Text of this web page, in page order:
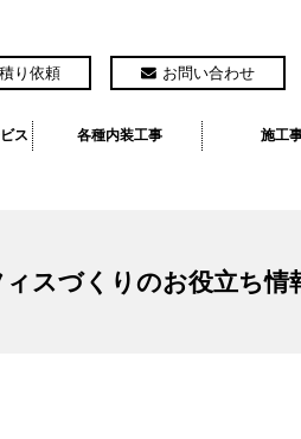
り依頼 お問い合わせ
ス 各種内装工事 施工
ィスづくりのお役立ち情